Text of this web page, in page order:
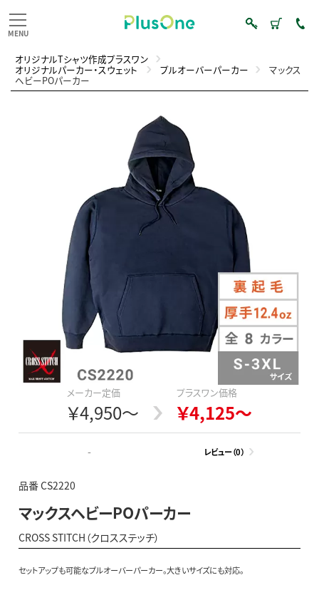
オリジナルTシャツ作成プラスワン
オリジナルパーカー・スウェット プルオーバーパーカー マックス
ヘビーPOパーカー
メーカー定価
￥4,950～
プラスワン価格
￥4,125～
- レビュー（0）
品番 CS2220
マックスヘビーPOパーカー
CROSS STITCH（クロスステッチ）
セットアップも可能なプルオーバーパーカー。大きいサイズにも対応。